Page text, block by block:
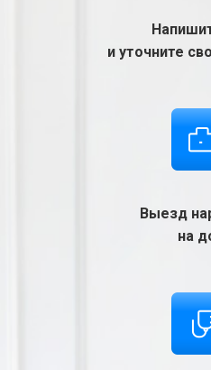
и уточните
Выезд
на